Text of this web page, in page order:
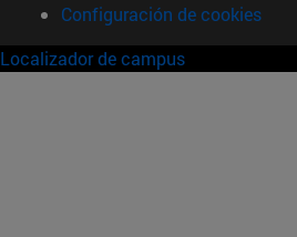
Configuración de cookies
Localizador de campus